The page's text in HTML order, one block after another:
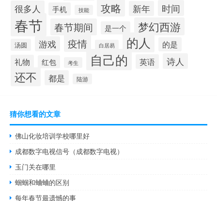
很多人 手机 技能 攻略 新年 时间
春节 春节期间 是一个 梦幻西游
汤圆 游戏 疫情 白居易 的人
的是
礼物
红包 考生 自己的 英语 诗人
还不 都是 陆游
猜你想看的文章
佛山化妆培训学校哪里好
成都数字电视信号（成都数字电视）
玉门关在哪里
蝈蝈和蛐蛐的区别
每年春节最遗憾的事